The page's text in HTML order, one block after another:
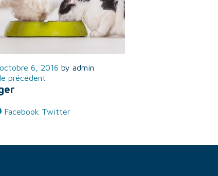
octobre 6, 2016 by admin
précédent
Facebook Twitter